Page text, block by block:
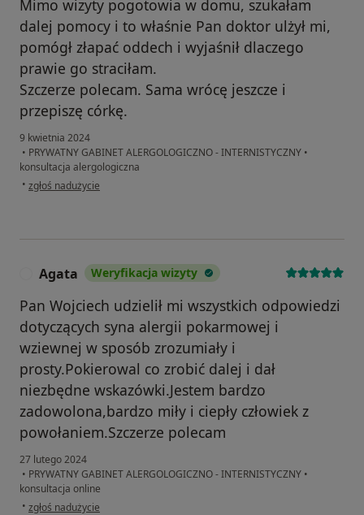
Mimo wizyty pogotowia w domu, szukałam
dalej pomocy i to właśnie Pan doktor ulżył mi,
pomógł złapać oddech i wyjaśnił dlaczego
prawie go straciłam.
Szczerze polecam. Sama wrócę jeszcze i
przepiszę córkę.
9 kwietnia 2024
• PRYWATNY GABINET ALERGOLOGICZNO - INTERNISTYCZNY •
konsultacja alergologiczna
• w opinii użytkownika Iwona
zgłoś nadużycie
Agata Weryfikacja wizyty
Pan Wojciech udzielił mi wszystkich odpowiedzi
dotyczących syna alergii pokarmowej i
wziewnej w sposób zrozumiały i
prosty.Pokierowal co zrobić dalej i dał
niezbędne wskazówki.Jestem bardzo
zadowolona,bardzo miły i ciepły człowiek z
powołaniem.Szczerze polecam
27 lutego 2024
• PRYWATNY GABINET ALERGOLOGICZNO - INTERNISTYCZNY •
konsultacja online
• w opinii użytkownika Agata
zgłoś nadużycie